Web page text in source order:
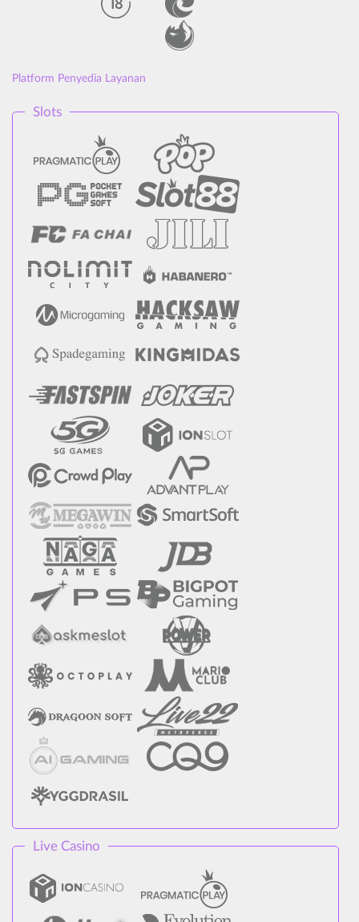
Platform Penyedia Layanan
Slots
Live Casino